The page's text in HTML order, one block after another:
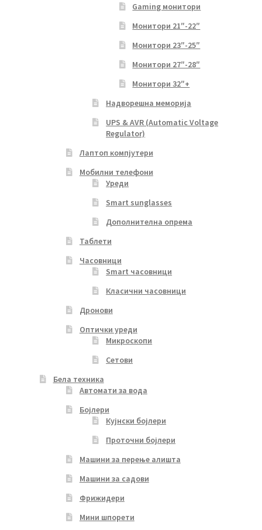
Gaming монитори
Монитори 21″-22″
Монитори 23″-25″
Монитори 27″-28″
Монитори 32″+
Надворешна меморија
UPS & AVR (Automatic Voltage
Regulator)
Лаптоп компјутери
Мобилни телефони
Уреди
Smart sunglasses
Дополнителна опрема
Таблети
Часовници
Smart часовници
Класични часовници
Дронови
Оптички уреди
Микроскопи
Сетови
Бела техника
Автомати за вода
Бојлери
Кујнски бојлери
Проточни бојлери
Машини за перење алишта
Машини за садови
Фрижидери
Мини шпорети